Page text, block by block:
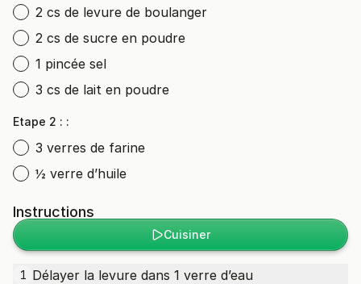
2 cs de levure de boulanger
2 cs de sucre en poudre
1 pincée sel
3 cs de lait en poudre
Etape 2 : :
3 verres de farine
½ verre d’huile
Instructions
Cuisiner
1 Délayer la levure dans 1 verre d’eau